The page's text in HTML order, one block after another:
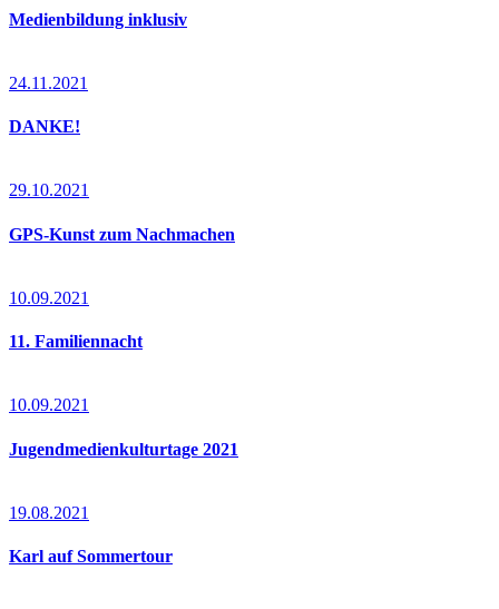
Medienbildung inklusiv
24.11.2021
DANKE!
29.10.2021
GPS-Kunst zum Nachmachen
10.09.2021
11. Familiennacht
10.09.2021
Jugendmedienkulturtage 2021
19.08.2021
Karl auf Sommertour